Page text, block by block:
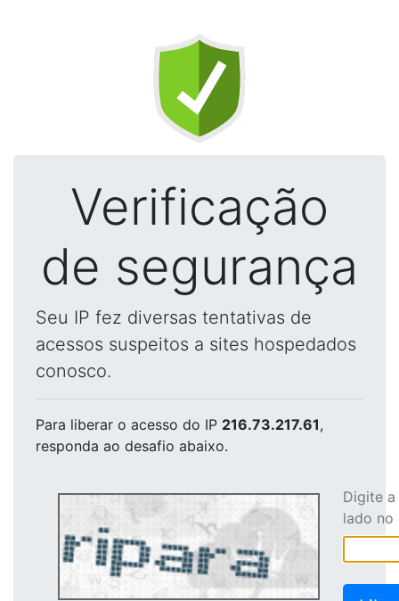
Verificação
de segurança
Seu IP fez diversas tentativas de
acessos suspeitos a sites hospedados
conosco.
Para liberar o acesso do IP 216.73.217.61,
responda ao desafio abaixo.
Digite
lado no